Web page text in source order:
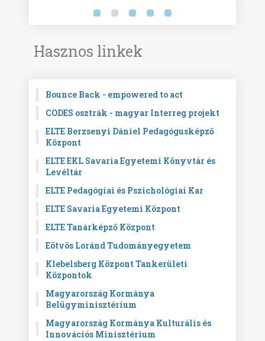
Hasznos linkek
Bounce Back - empowered to act
CODES osztrák - magyar Interreg projekt
ELTE Berzsenyi Dániel Pedagógusképző
Központ
ELTE EKL Savaria Egyetemi Könyvtár és
Levéltár
ELTE Pedagógiai és Pszichológiai Kar
ELTE Savaria Egyetemi Központ
ELTE Tanárképző Központ
Eötvös Loránd Tudományegyetem
Klebelsberg Központ Tankerületi
Központok
Magyarország Kormánya
Belügyminisztérium
Magyarország Kormánya Kulturális és
Innovációs Minisztérium